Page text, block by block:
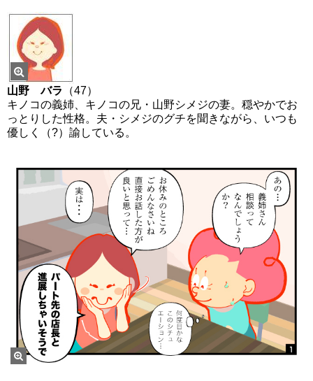
山野 バラ
（47）
キノコの義姉、キノコの兄・山野シメジの妻。穏やかでお
っとりした性格。夫・シメジのグチを聞きながら、いつも
優しく（?）諭している。